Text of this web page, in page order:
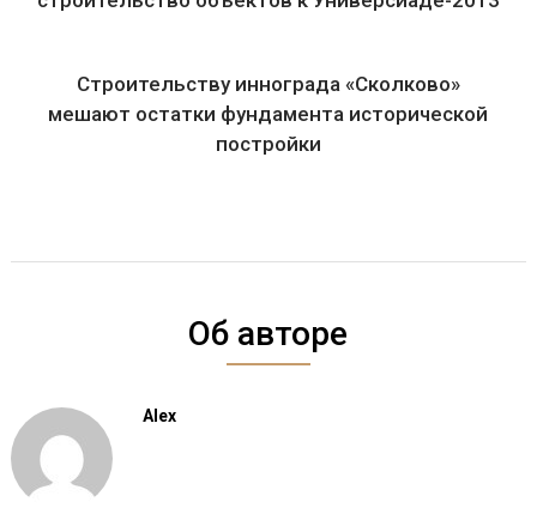
Строительству иннограда «Сколково»
мешают остатки фундамента исторической
постройки
Об авторе
Alex